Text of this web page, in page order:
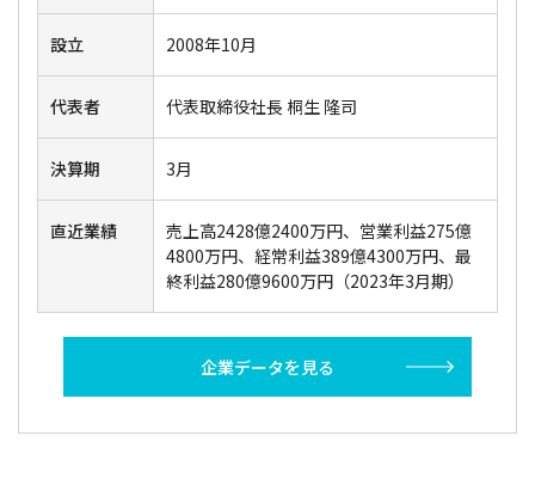
設立 2008年10月
代表者 代表取締役社長 桐生 隆司
決算期 3月
直近業績
売上高2428億2400万円、営業利益275億
4800万円、経常利益389億4300万円、最
終利益280億9600万円（2023年3月期）
企業データを見る